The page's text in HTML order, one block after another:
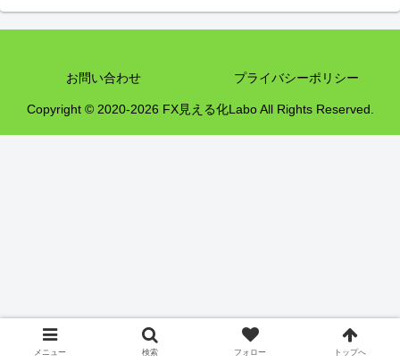
お問い合わせ プライバシーポリシー
Copyright © 2020-2026 FX見える化Labo All Rights Reserved.
メニュー 検索 フォロー トップへ